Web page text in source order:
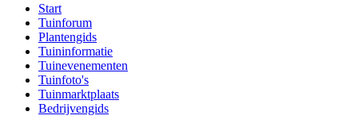
Start
Tuinforum
Plantengids
Tuininformatie
Tuinevenementen
Tuinfoto's
Tuinmarktplaats
Bedrijvengids